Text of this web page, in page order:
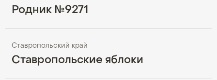
Родник №9271
Ставропольский край
Ставропольские яблоки